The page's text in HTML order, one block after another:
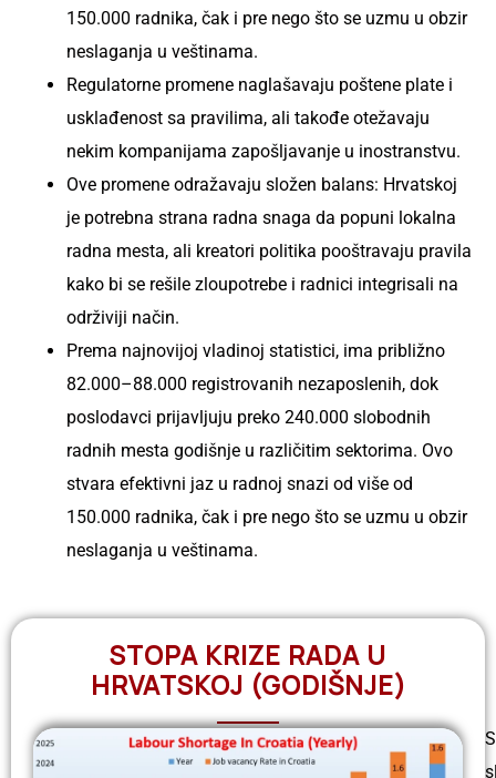
150.000 radnika, čak i pre nego što se uzmu u obzir
neslaganja u veštinama.
Regulatorne promene naglašavaju poštene plate i
usklađenost sa pravilima, ali takođe otežavaju
nekim kompanijama zapošljavanje u inostranstvu.
Ove promene odražavaju složen balans: Hrvatskoj
je potrebna strana radna snaga da popuni lokalna
radna mesta, ali kreatori politika pooštravaju pravila
kako bi se rešile zloupotrebe i radnici integrisali na
održiviji način.
Prema najnovijoj vladinoj statistici, ima približno
82.000–88.000 registrovanih nezaposlenih, dok
poslodavci prijavljuju preko 240.000 slobodnih
radnih mesta godišnje u različitim sektorima. Ovo
stvara efektivni jaz u radnoj snazi od više od
150.000 radnika, čak i pre nego što se uzmu u obzir
neslaganja u veštinama.
STOPA KRIZE RADA U
HRVATSKOJ (GODIŠNJE)